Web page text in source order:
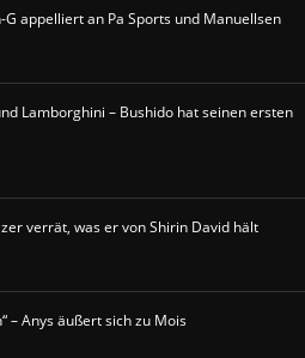
G appelliert an Pa Sports und Manuellsen
Lamborghini – Bushido hat seinen ersten
verrät, was er von Shirin David hält
– Anys äußert sich zu Mois